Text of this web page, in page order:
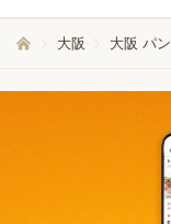
大阪 大阪 パン